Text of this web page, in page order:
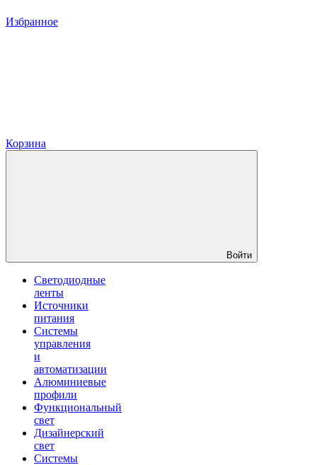
Избранное
Корзина
Войти
Светодиодные
ленты
Источники
питания
Системы
управления
и
автоматизации
Алюминиевые
профили
Функциональный
свет
Дизайнерский
свет
Системы